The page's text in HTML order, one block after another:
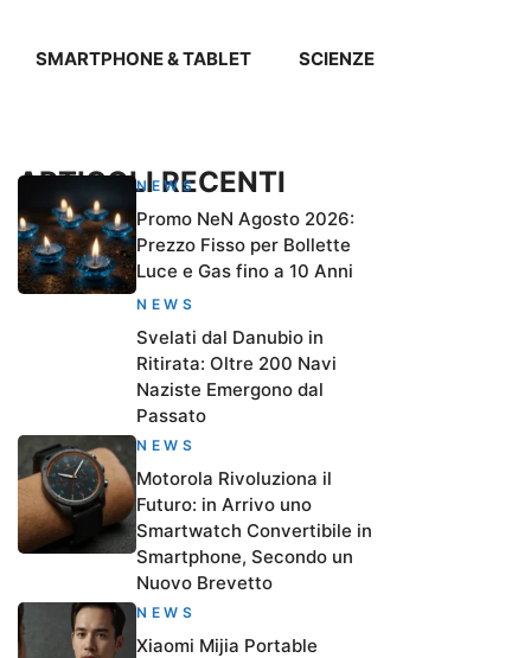
SMARTPHONE & TABLET SCIENZE
ARTICOLI RECENTI
NEWS
Promo NeN Agosto 2026:
Prezzo Fisso per Bollette
Luce e Gas fino a 10 Anni
NEWS
Svelati dal Danubio in
Ritirata: Oltre 200 Navi
Naziste Emergono dal
Passato
NEWS
Motorola Rivoluziona il
Futuro: in Arrivo uno
Smartwatch Convertibile in
Smartphone, Secondo un
Nuovo Brevetto
NEWS
Xiaomi Mijia Portable